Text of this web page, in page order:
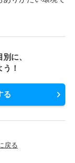
に、
！
る
戻る